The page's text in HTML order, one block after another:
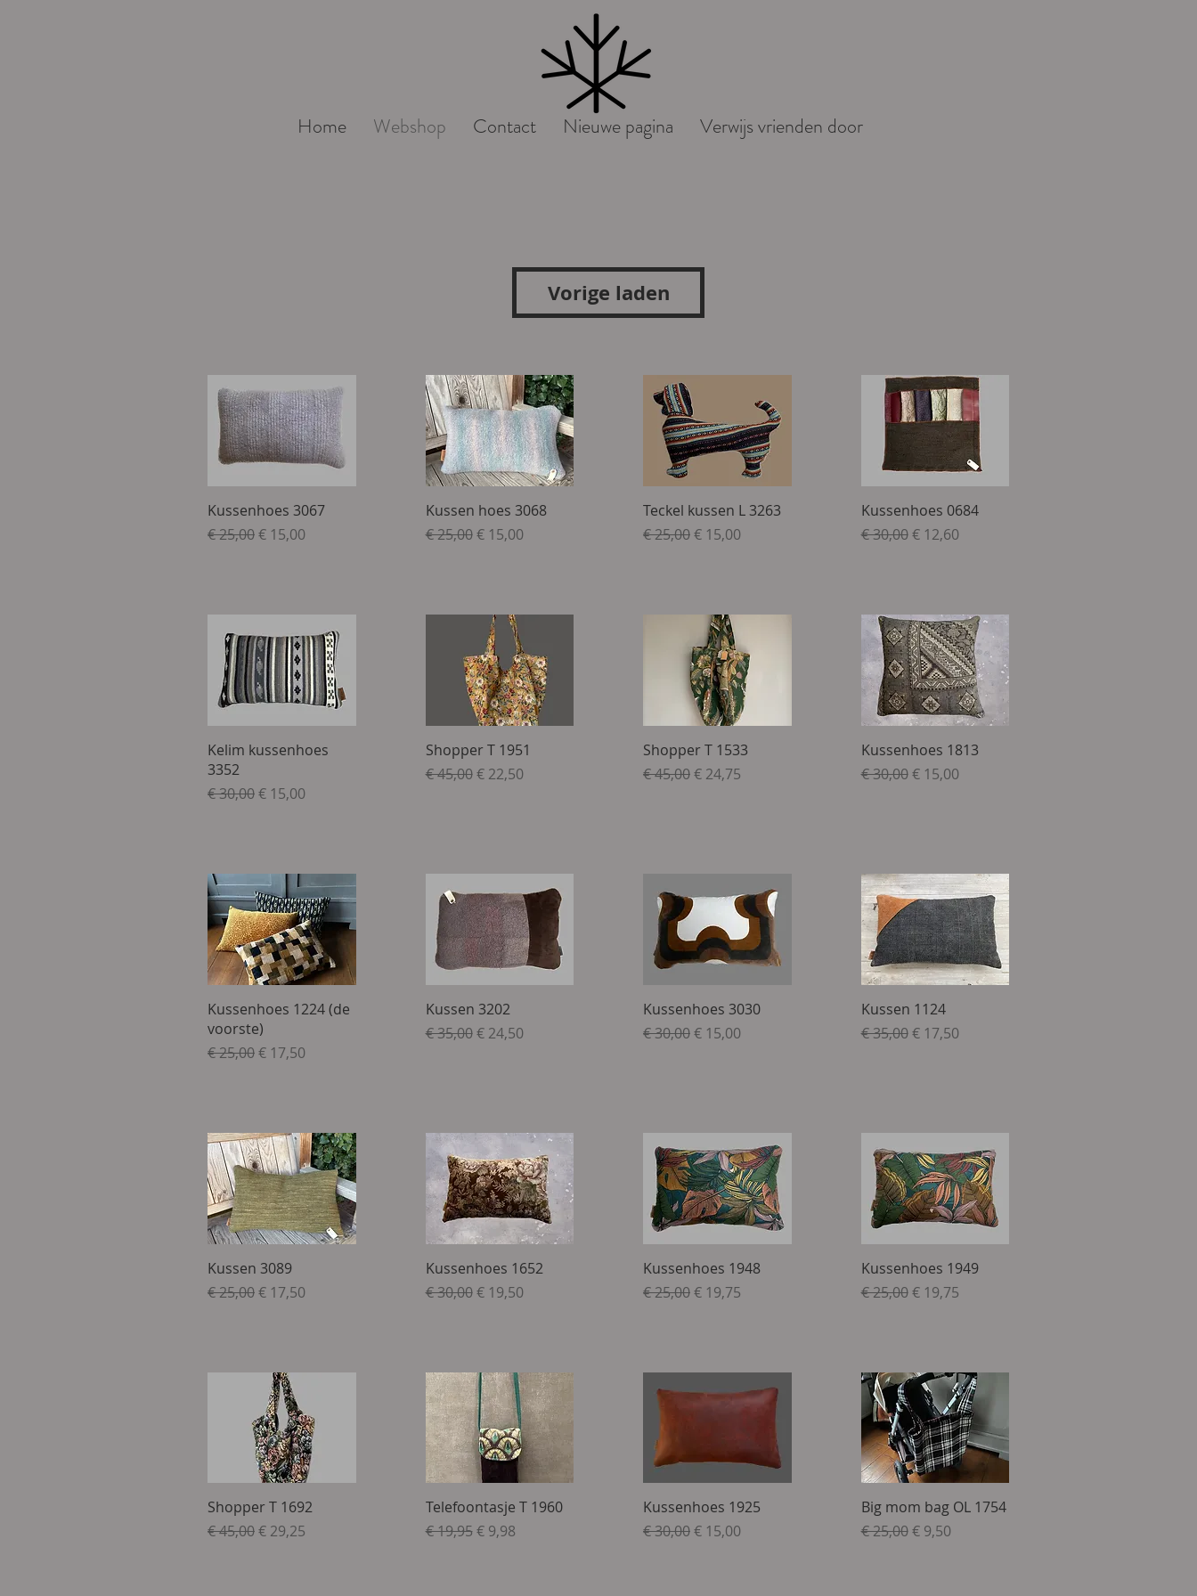
Home Webshop Contact Nieuwe pagina Verwijs vrienden door
Vorige laden
Snel overzicht
Kussenhoes 3067
Normale prijs
€ 25,00Verkoopprijs
€ 15,00
Snel overzicht
Kussen hoes 3068
Normale prijs
€ 25,00 Verkoopprijs
€ 15,00
Snel overzicht
Teckel kussen L 3263
Normale prijs
€ 25,00Verkoopprijs
€ 15,00
Snel overzicht
Kussenhoes 0684
Normale prijs
€ 30,00 Verkoopprijs
€ 12,60
Snel overzicht
Kelim kussenhoes
3352
Normale prijs
€ 30,00Verkoopprijs
€ 15,00
Snel overzicht
Shopper T 1951
Normale prijs
€ 45,00 Verkoopprijs
€ 22,50
Snel overzicht
Shopper T 1533
Normale prijs
€ 45,00Verkoopprijs
€ 24,75
Snel overzicht
Kussenhoes 1813
Normale prijs
€ 30,00 Verkoopprijs
€ 15,00
Snel overzicht
Kussenhoes 1224 (de
voorste)
Normale prijs
€ 25,00Verkoopprijs
€ 17,50
Snel overzicht
Kussen 3202
Normale prijs
€ 35,00 Verkoopprijs
€ 24,50
Snel overzicht
Kussenhoes 3030
Normale prijs
€ 30,00Verkoopprijs
€ 15,00
Snel overzicht
Kussen 1124
Normale prijs
€ 35,00 Verkoopprijs
€ 17,50
Snel overzicht
Kussen 3089
Normale prijs
€ 25,00Verkoopprijs
€ 17,50
Snel overzicht
Kussenhoes 1652
Normale prijs
€ 30,00 Verkoopprijs
€ 19,50
Snel overzicht
Kussenhoes 1948
Normale prijs
€ 25,00Verkoopprijs
€ 19,75
Snel overzicht
Kussenhoes 1949
Normale prijs
€ 25,00 Verkoopprijs
€ 19,75
Snel overzicht
Shopper T 1692
Normale prijs
€ 45,00Verkoopprijs
€ 29,25
Snel overzicht
Telefoontasje T 1960
Normale prijs
€ 19,95 Verkoopprijs
€ 9,98
Snel overzicht
Kussenhoes 1925
Normale prijs
€ 30,00Verkoopprijs
€ 15,00
Snel overzicht
Big mom bag OL 1754
Normale prijs
€ 25,00 Verkoopprijs
€ 9,50